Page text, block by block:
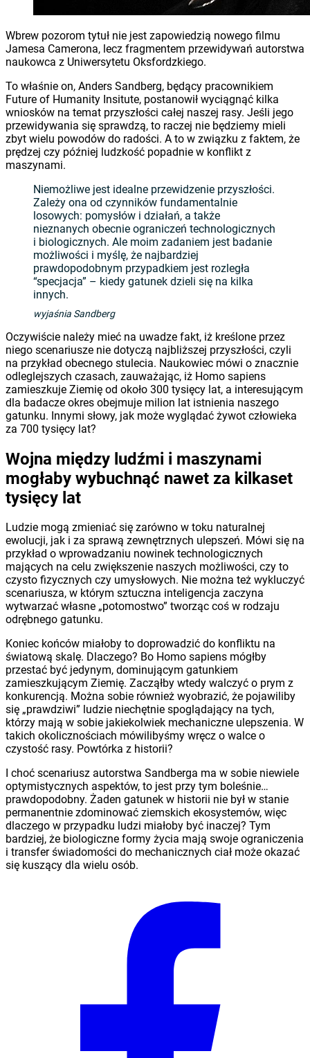
Wbrew pozorom tytuł nie jest zapowiedzią nowego filmu
Jamesa Camerona, lecz fragmentem przewidywań autorstwa
naukowca z Uniwersytetu Oksfordzkiego.
To właśnie on, Anders Sandberg, będący pracownikiem
Future of Humanity Insitute, postanowił wyciągnąć kilka
wniosków na temat przyszłości całej naszej rasy. Jeśli jego
przewidywania się sprawdzą, to raczej nie będziemy mieli
zbyt wielu powodów do radości. A to w związku z faktem, że
prędzej czy później ludzkość popadnie w konflikt z
maszynami.
Niemożliwe jest idealne przewidzenie przyszłości.
Zależy ona od czynników fundamentalnie
losowych: pomysłów i działań, a także
nieznanych obecnie ograniczeń technologicznych
i biologicznych. Ale moim zadaniem jest badanie
możliwości i myślę, że najbardziej
prawdopodobnym przypadkiem jest rozległa
“specjacja” – kiedy gatunek dzieli się na kilka
innych.
wyjaśnia Sandberg
Oczywiście należy mieć na uwadze fakt, iż kreślone przez
niego scenariusze nie dotyczą najbliższej przyszłości, czyli
na przykład obecnego stulecia. Naukowiec mówi o znacznie
odleglejszych czasach, zauważając, iż Homo sapiens
zamieszkuje Ziemię od około 300 tysięcy lat, a interesującym
dla badacze okres obejmuje milion lat istnienia naszego
gatunku. Innymi słowy, jak może wyglądać żywot człowieka
za 700 tysięcy lat?
Wojna między ludźmi i maszynami
mogłaby wybuchnąć nawet za kilkaset
tysięcy lat
Ludzie mogą zmieniać się zarówno w toku naturalnej
ewolucji, jak i za sprawą zewnętrznych ulepszeń. Mówi się na
przykład o wprowadzaniu nowinek technologicznych
mających na celu zwiększenie naszych możliwości, czy to
czysto fizycznych czy umysłowych. Nie można też wykluczyć
scenariusza, w którym sztuczna inteligencja zaczyna
wytwarzać własne „potomostwo” tworząc coś w rodzaju
odrębnego gatunku.
Koniec końców miałoby to doprowadzić do konfliktu na
światową skalę. Dlaczego? Bo Homo sapiens mógłby
przestać być jedynym, dominującym gatunkiem
zamieszkującym Ziemię. Zacząłby wtedy walczyć o prym z
konkurencją. Można sobie również wyobrazić, że pojawiliby
się „prawdziwi” ludzie niechętnie spoglądający na tych,
którzy mają w sobie jakiekolwiek mechaniczne ulepszenia. W
takich okolicznościach mówilibyśmy wręcz o walce o
czystość rasy. Powtórka z historii?
I choć scenariusz autorstwa Sandberga ma w sobie niewiele
optymistycznych aspektów, to jest przy tym boleśnie…
prawdopodobny. Żaden gatunek w historii nie był w stanie
permanentnie zdominować ziemskich ekosystemów, więc
dlaczego w przypadku ludzi miałoby być inaczej? Tym
bardziej, że biologiczne formy życia mają swoje ograniczenia
i transfer świadomości do mechanicznych ciał może okazać
się kuszący dla wielu osób.